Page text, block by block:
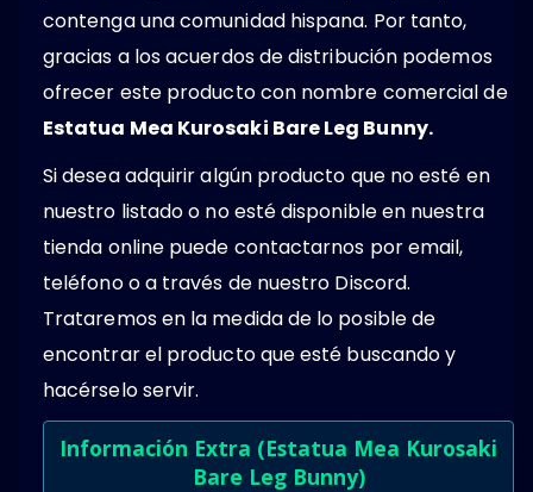
contenga una comunidad hispana. Por tanto,
gracias a los acuerdos de distribución podemos
ofrecer este producto con nombre comercial de
Estatua Mea Kurosaki Bare Leg Bunny.
Si desea adquirir algún producto que no esté en
nuestro listado o no esté disponible en nuestra
tienda online puede contactarnos por email,
teléfono o a través de nuestro Discord.
Trataremos en la medida de lo posible de
encontrar el producto que esté buscando y
hacérselo servir.
Información Extra (Estatua Mea Kurosaki
Bare Leg Bunny)